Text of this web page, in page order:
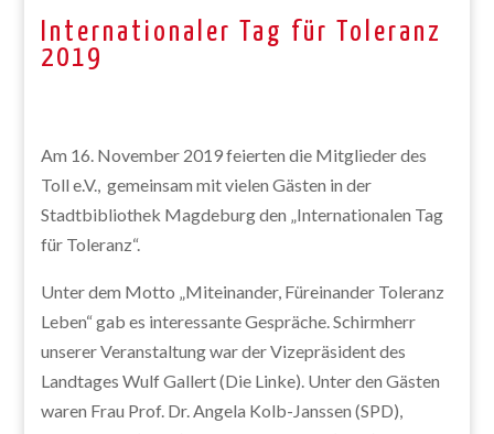
Internationaler Tag für Toleranz
2019
Am 16. November 2019 feierten die Mitglieder des
Toll e.V., gemeinsam mit vielen Gästen in der
Stadtbibliothek Magdeburg den „Internationalen Tag
für Toleranz“.
Unter dem Motto „Miteinander, Füreinander Toleranz
Leben“ gab es interessante Gespräche. Schirmherr
unserer Veranstaltung war der Vizepräsident des
Landtages Wulf Gallert (Die Linke). Unter den Gästen
waren Frau Prof. Dr. Angela Kolb-Janssen (SPD),